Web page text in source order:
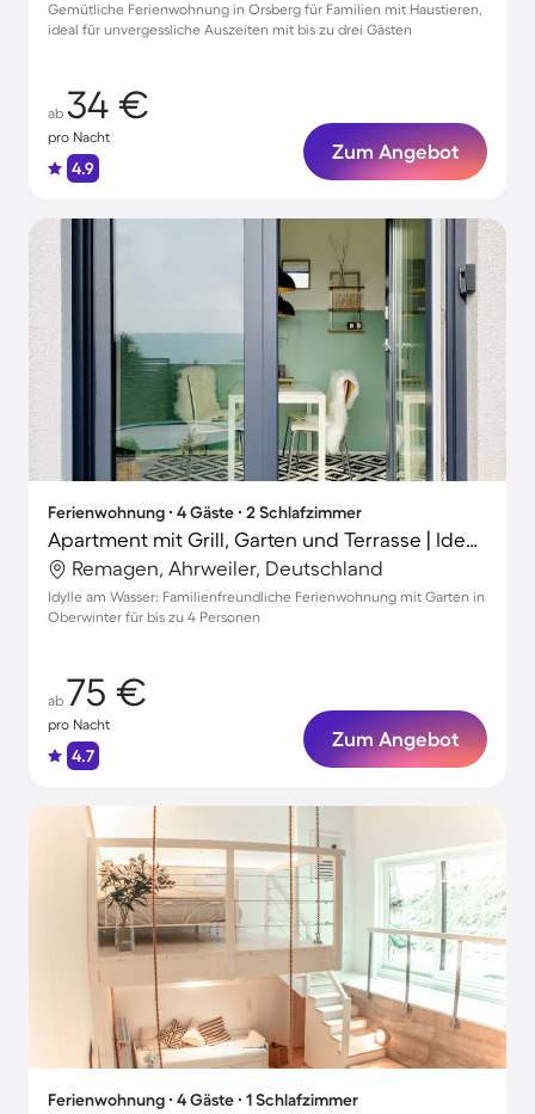
Gemütliche Ferienwohnung in Orsberg für Familien mit Haustieren,
ideal für unvergessliche Auszeiten mit bis zu drei Gästen
ab 34 €
pro Nacht
4.9
Zum Angebot
Ferienwohnung ∙ 4 Gäste ∙ 2 Schlafzimmer
Apartment mit Grill, Garten und Terrasse | Ideal für Homeoffice
Remagen, Ahrweiler, Deutschland
Idylle am Wasser: Familienfreundliche Ferienwohnung mit Garten in
Oberwinter für bis zu 4 Personen
ab 75 €
pro Nacht
4.7
Zum Angebot
Ferienwohnung ∙ 4 Gäste ∙ 1 Schlafzimmer